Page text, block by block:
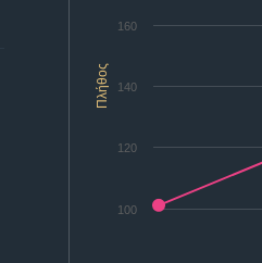
Πλήθος
100
120
140
160